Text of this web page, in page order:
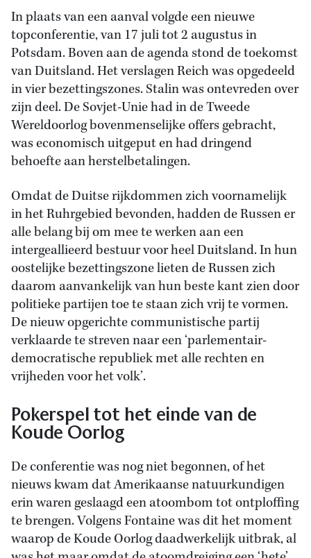
In plaats van een aanval volgde een nieuwe
topconferentie, van 17 juli tot 2 augustus in
Potsdam. Boven aan de agenda stond de toekomst
van Duitsland. Het verslagen Reich was opgedeeld
in vier bezettingszones. Stalin was ontevreden over
zijn deel. De Sovjet-Unie had in de Tweede
Wereldoorlog bovenmenselijke offers gebracht,
was economisch uitgeput en had dringend
behoefte aan herstelbetalingen.
Omdat de Duitse rijkdommen zich voornamelijk
in het Ruhrgebied bevonden, hadden de Russen er
alle belang bij om mee te werken aan een
intergeallieerd bestuur voor heel Duitsland. In hun
oostelijke bezettingszone lieten de Russen zich
daarom aanvankelijk van hun beste kant zien door
politieke partijen toe te staan zich vrij te vormen.
De nieuw opgerichte communistische partij
verklaarde te streven naar een ‘parlementair-
democratische republiek met alle rechten en
vrijheden voor het volk’.
Pokerspel tot het einde van de
Koude Oorlog
De conferentie was nog niet begonnen, of het
nieuws kwam dat Amerikaanse natuurkundigen
erin waren geslaagd een atoombom tot ontploffing
te brengen. Volgens Fontaine was dit het moment
waarop de Koude Oorlog daadwerkelijk uitbrak, al